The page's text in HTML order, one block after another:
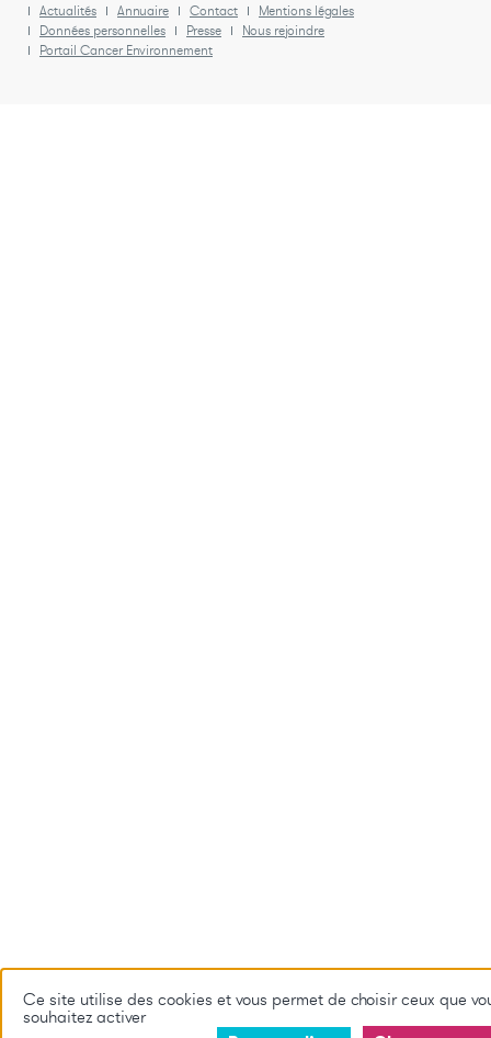
Actualités
Annuaire Contact
Mentions légales
Données personnelles
Presse
Nous rejoindre
Portail Cancer Environnement
Ce site utilise des cookies et vous permet de choisir ceux que
souhaitez activer